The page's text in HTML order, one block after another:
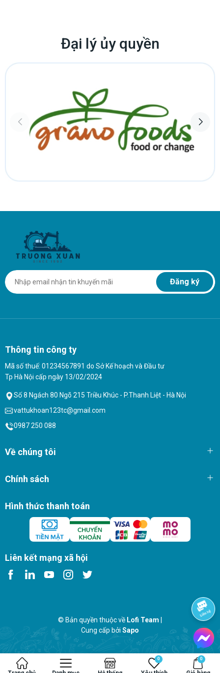
Đại lý ủy quyền
Đăng ký
Thông tin công ty
Mã số thuế: 01234567891 do Sở Kế hoạch và Đầu tư
Tp Hà Nội cấp ngày 13/02/2024
Số 8 Ngách 80 Ngõ 215 Triều Khúc - P.Thanh Liệt - Hà Nội
vattukhoan123tc@gmail.com
0987 250 088
Về chúng tôi
Chính sách
Hình thức thanh toán
Liên kết mạng xã hội
© Bản quyền thuộc về Lofi Team
Cung cấp bởi Sapo
0 0